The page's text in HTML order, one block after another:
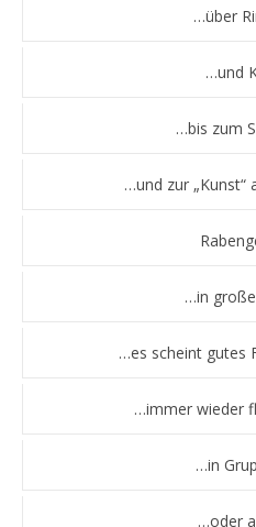
…über
…und
…bis zum
…und zur „Kunst“
…in
…es scheint gutes
…immer wieder
…in
…oder